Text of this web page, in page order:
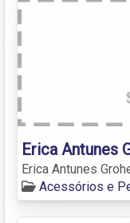
Erica Antunes
Erica Antunes
Acessórios e